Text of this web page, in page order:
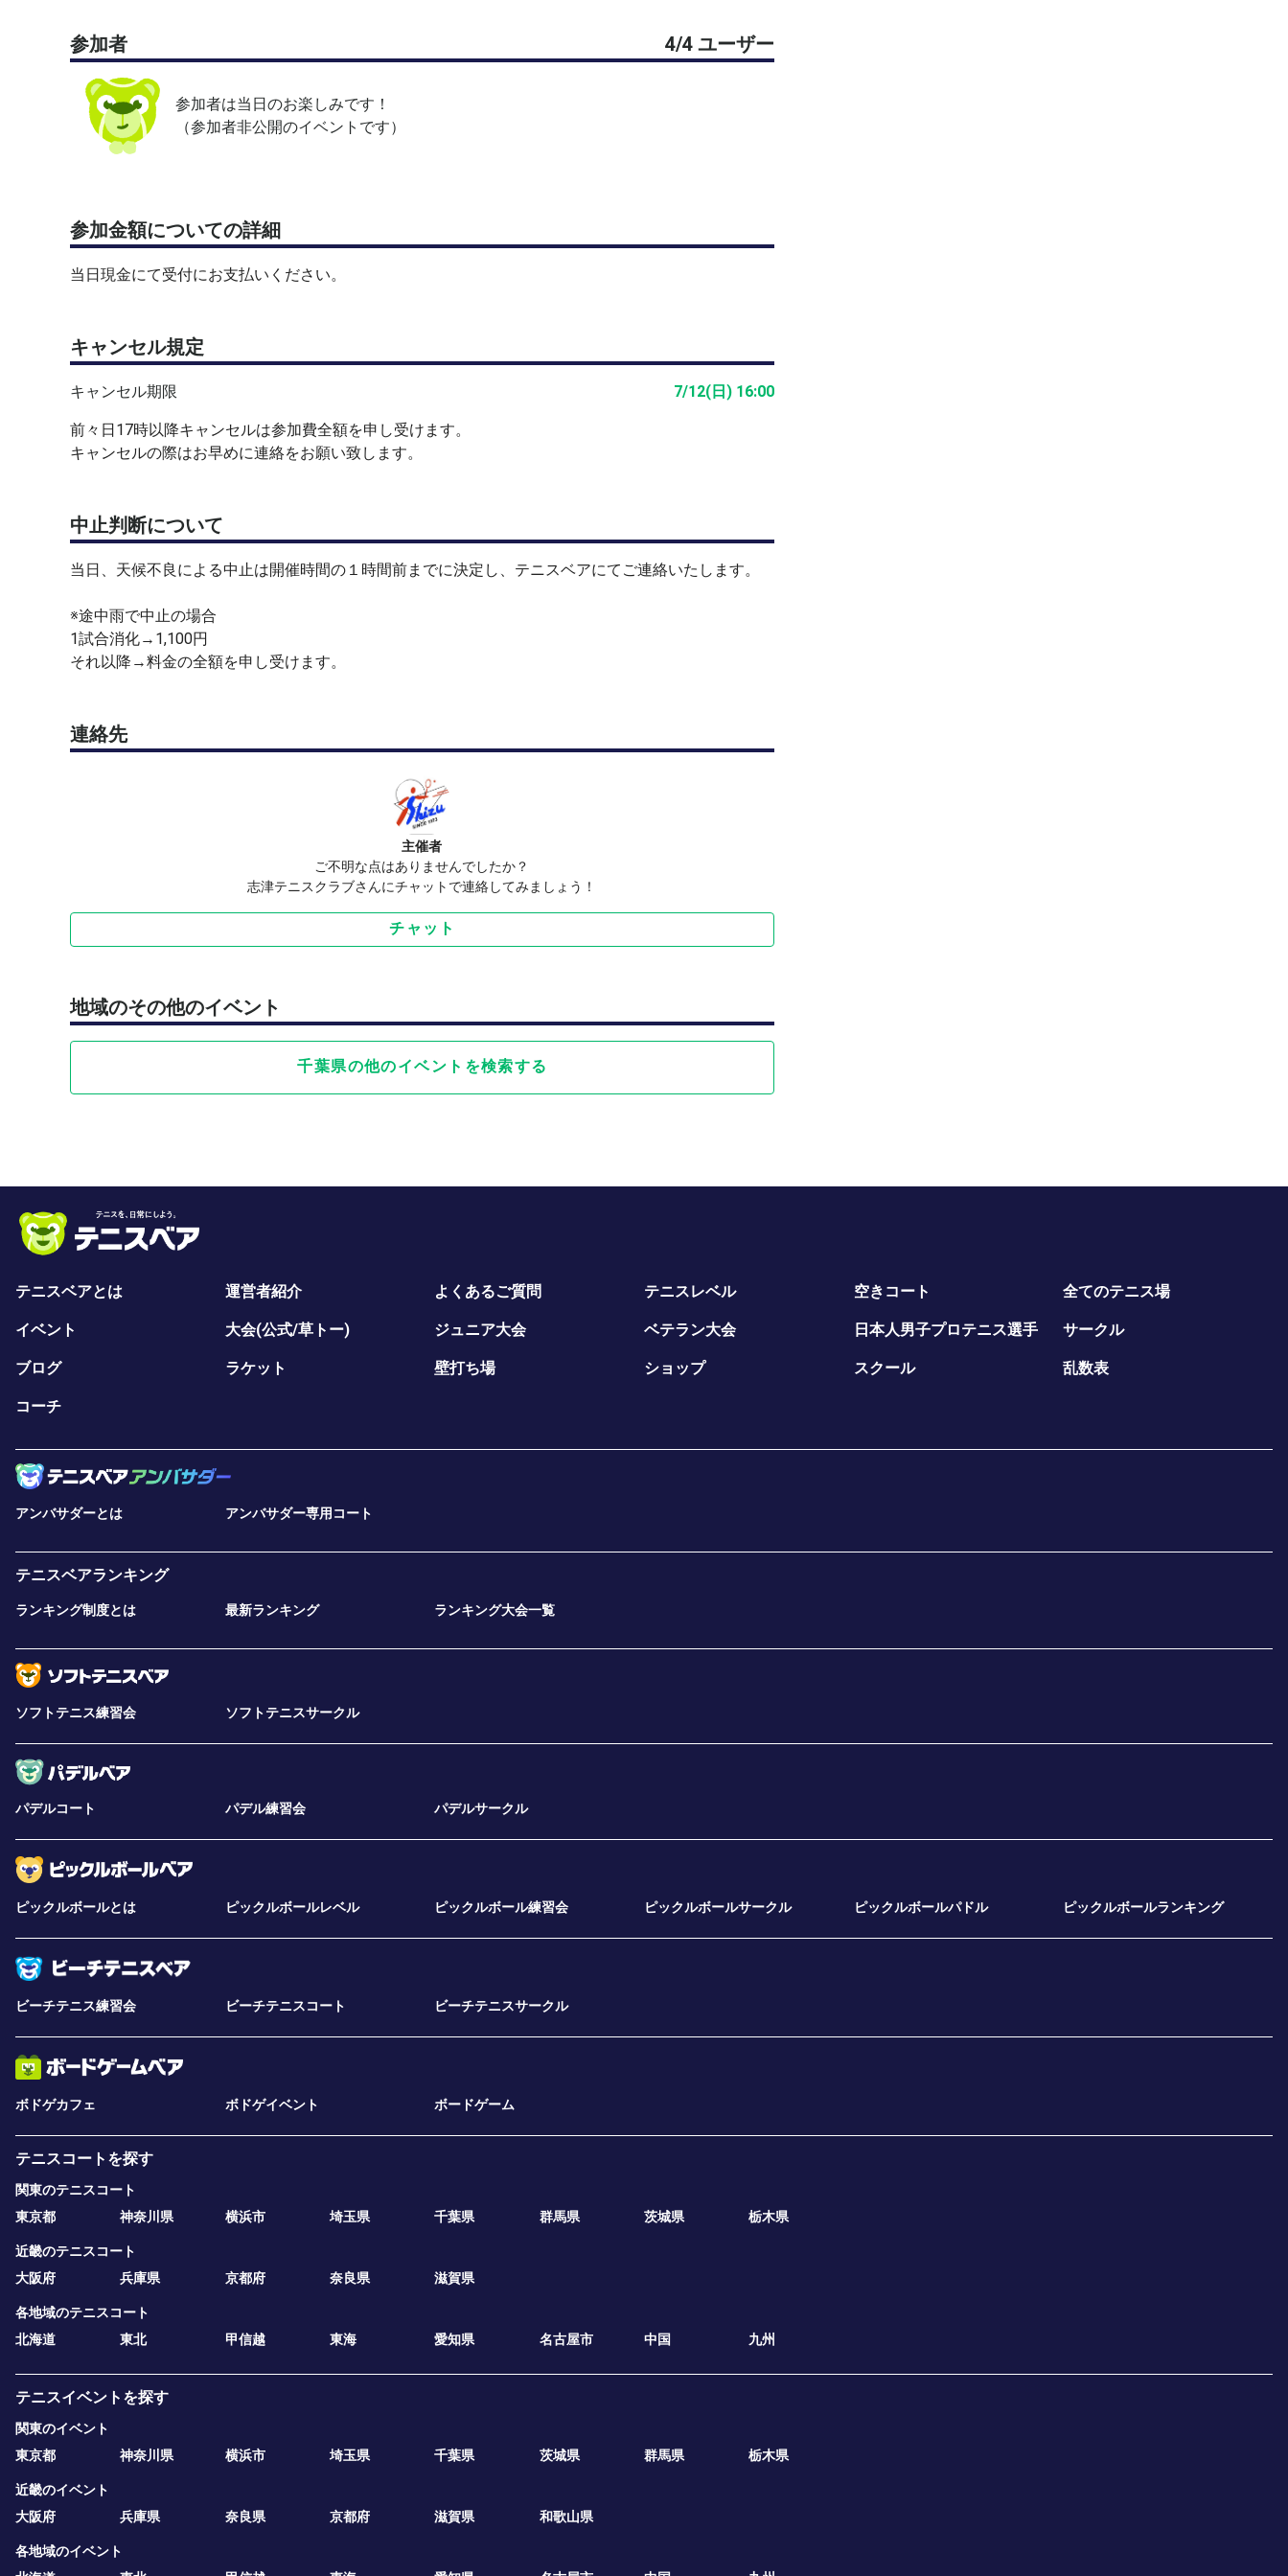
※参加人数によりダブルスを行う場合もあります。
🔵 サーフェス
オムニコート
🔵 対象
🔵 注意事項
※定員になった後でもキャンセル待ちをすることができます。
🔵お知らせ
当クラブではジュニア選手クラスと一般・Jrスクールの受講生を随時募集中です。
詳しくはクラブホームページをご覧ください。
参加者 4/4 ユーザー
参加者は当日のお楽しみです！
（参加者非公開のイベントです）
参加金額についての詳細
当日現金にて受付にお支払いください。
キャンセル規定
キャンセル期限 7/12(日) 16:00
前々日17時以降キャンセルは参加費全額を申し受けます。
キャンセルの際はお早めに連絡をお願い致します。
中止判断について
当日、天候不良による中止は開催時間の１時間前までに決定し、テニスベアにてご連絡いたします。
※途中雨で中止の場合
1試合消化→1,100円
それ以降→料金の全額を申し受けます。
連絡先
主催者
ご不明な点はありませんでしたか？
志津テニスクラブさんにチャットで連絡してみましょう！
チャット
地域のその他のイベント
千葉県の他のイベントを検索する
テニスベアとは 運営者紹介 よくあるご質問 テニスレベル 空きコート 全てのテニス場
イベント 大会(公式/草トー) ジュニア大会 ベテラン大会 日本人男子プロテニス選手 サークル
ブログ ラケット 壁打ち場 ショップ スクール 乱数表
コーチ
アンバサダーとは アンバサダー専用コート
テニスベアランキング
ランキング制度とは 最新ランキング ランキング大会一覧
ソフトテニス練習会 ソフトテニスサークル
パデルコート パデル練習会 パデルサークル
ピックルボールとは ピックルボールレベル ピックルボール練習会 ピックルボールサークル ピックルボールパドル ピックルボールランキング
ビーチテニス練習会 ビーチテニスコート ビーチテニスサークル
ボドゲカフェ ボドゲイベント ボードゲーム
テニスコートを探す
関東のテニスコート
東京都
神奈川県 横浜市 埼玉県 千葉県 群馬県 茨城県 栃木県
近畿のテニスコート
大阪府
兵庫県 京都府 奈良県 滋賀県
各地域のテニスコート
北海道
東北 甲信越 東海 愛知県 名古屋市 中国 九州
テニスイベントを探す
関東のイベント
東京都
神奈川県 横浜市 埼玉県 千葉県 茨城県 群馬県 栃木県
近畿のイベント
大阪府
兵庫県 奈良県 京都府 滋賀県 和歌山県
各地域のイベント